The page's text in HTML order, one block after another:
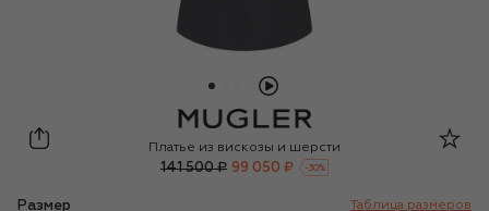
Mugler
Платье из вискозы и шерсти
141 500 ₽ 99 050 ₽ -30%
Размер Таблица размеров